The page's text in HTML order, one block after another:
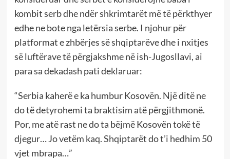
kombit serb dhe ndër shkrimtarët më të përkthyer
edhe ne bote nga letërsia serbe. I njohur për
platformat e zhbërjes së shqiptarëve dhe i nxitjes
së luftërave të përgjakshme në ish-Jugosllavi, ai
para sa dekadash pati deklaruar:
“Serbia kaherë e ka humbur Kosovën. Një ditë ne
do të detyrohemi ta braktisim atë përgjithmonë.
Por, me atë rast ne do ta bëjmë Kosovën tokë të
djegur… Jo vetëm kaq. Shqiptarët do t’i hedhim 50
vjet mbrapa…”